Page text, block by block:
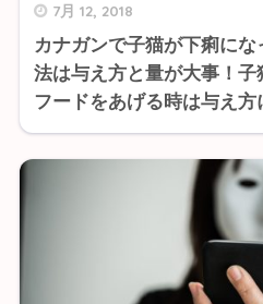
7月 12, 2018
カナガンで子猫が下痢に
法は与え方と量が大事！子
フードをあげる時は与え方